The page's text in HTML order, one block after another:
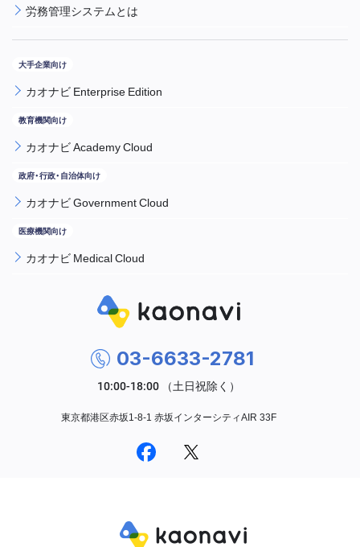
労務管理システムとは
カオナビ Enterprise Edition
カオナビ Academy Cloud
カオナビ Government Cloud
カオナビ Medical Cloud
03-6633-2781
東京都港区赤坂1-8-1 赤坂インターシティAIR 33F